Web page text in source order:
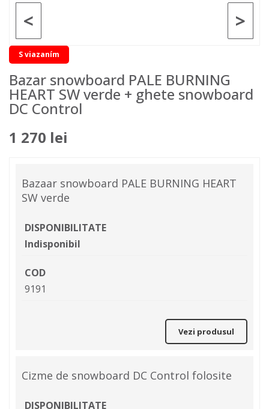
>
<
S viazaním
Bazar snowboard PALE BURNING
HEART SW verde + ghete snowboard
DC Control
1 270 lei
Bazaar snowboard PALE BURNING HEART
SW verde
DISPONIBILITATE
Indisponibil
COD
9191
Vezi produsul
Cizme de snowboard DC Control folosite
DISPONIBILITATE